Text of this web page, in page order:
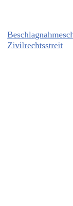
Zivilrechtsstreit